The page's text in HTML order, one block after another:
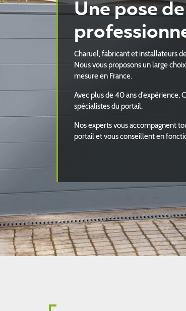
Une pose
Charuel, fabricant et installateurs
Nous vous proposons un large
mesure en France.
Avec plus de 40 ans
spécialistes du portail.
Nos experts vous accompagnent
portail et vous conseillent en